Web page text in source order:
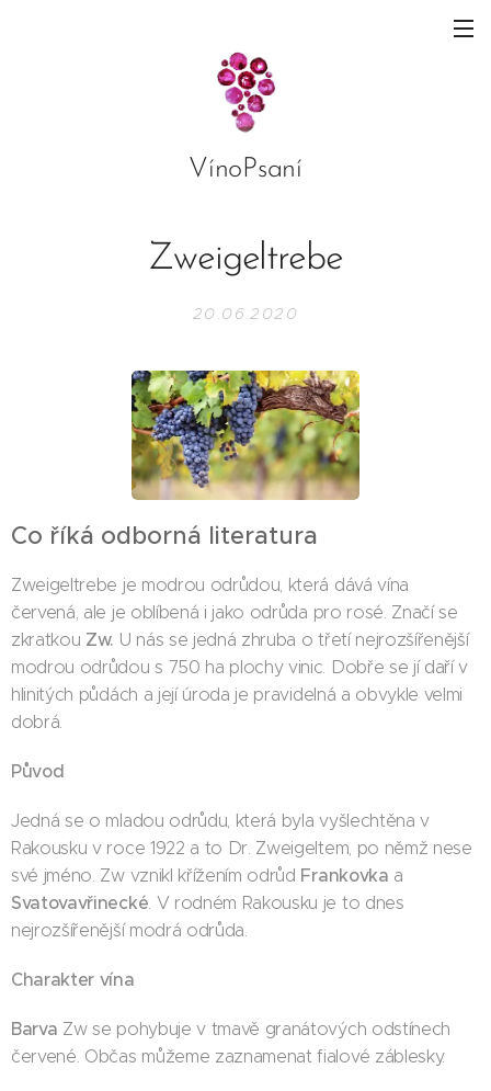
VínoPsaní
Zweigeltrebe
20.06.2020
Co říká odborná literatura
Zweigeltrebe je modrou odrůdou, která dává vína
červená, ale je oblíbená i jako odrůda pro rosé. Značí se
zkratkou Zw. U nás se jedná zhruba o třetí nejrozšířenější
modrou odrůdou s 750 ha plochy vinic. Dobře se jí daří v
hlinitých půdách a její úroda je pravidelná a obvykle velmi
dobrá.
Původ
Jedná se o mladou odrůdu, která byla vyšlechtěna v
Rakousku v roce 1922 a to Dr. Zweigeltem, po němž nese
své jméno. Zw vznikl křížením odrůd Frankovka a
Svatovavřinecké . V rodném Rakousku je to dnes
nejrozšířenější modrá odrůda.
Charakter vína
Barva Zw se pohybuje v tmavě granátových odstínech
červené. Občas můžeme zaznamenat fialové záblesky.